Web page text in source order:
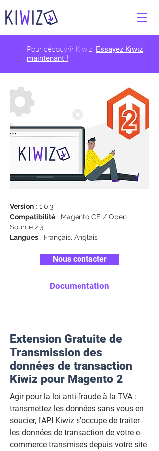
Pour découvrir Kiwiz. Essayez Kiwiz
maintenant !
Version : 1.0.3.
Compatibilité : Magento CE / Open
Source 2.3
Langues : Français, Anglais
Nous contacter
Documentation
Extension Gratuite de
Transmission des
données de transaction
Kiwiz pour Magento 2
Agir pour la loi anti-fraude à la TVA :
transmettez les données sans vous en
soucier, l'API Kiwiz s'occupe de traiter
les données de transaction de votre e-
commerce transmises depuis votre site